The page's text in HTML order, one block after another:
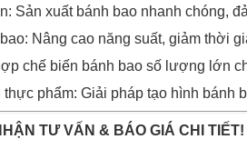
Sản xuất bánh bao nhanh chóng,
Nâng cao năng suất, giảm thời
chế biến bánh bao số lượng lớn
phẩm: Giải pháp tạo hình bánh
TƯ VẤN & BÁO GIÁ CHI TIẾT!